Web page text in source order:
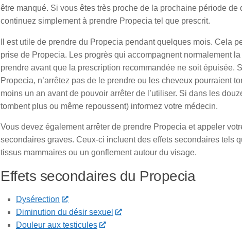
être manqué. Si vous êtes très proche de la prochaine période
continuez simplement à prendre Propecia tel que prescrit.
Il est utile de prendre du Propecia pendant quelques mois. Cela
prise de Propecia. Les progrès qui accompagnent normalement
prendre avant que la prescription recommandée ne soit épuisée.
Propecia, n’arrêtez pas de le prendre ou les cheveux pourraient
moins un an avant de pouvoir arrêter de l’utiliser. Si dans les
tombent plus ou même repoussent) informez votre médecin.
Vous devez également arrêter de prendre Propecia et appeler
secondaires graves. Ceux-ci incluent des effets secondaires tels
tissus mammaires ou un gonflement autour du visage.
Effets secondaires du Propecia
Dysérection
Diminution du désir sexuel
Douleur aux testicules